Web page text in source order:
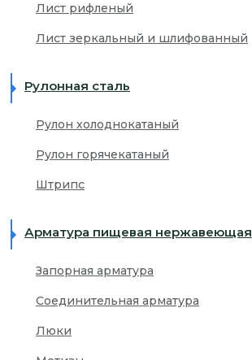
Лист рифленый
Лист зеркальный и шлифованный
Рулонная сталь
Рулон холоднокатаный
Рулон горячекатаный
Штрипс
Арматура пищевая нержавеющая
Запорная арматура
Соединительная арматура
Люки